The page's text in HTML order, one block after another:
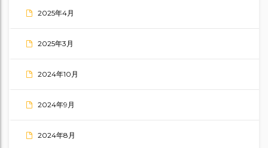
2025年4月
2025年3月
2024年10月
2024年9月
2024年8月